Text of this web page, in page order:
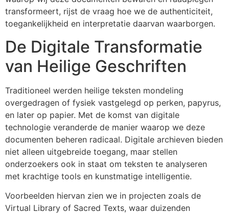
transformeert, rijst de vraag hoe we de authenticiteit,
toegankelijkheid en interpretatie daarvan waarborgen.
De Digitale Transformatie
van Heilige Geschriften
Traditioneel werden heilige teksten mondeling
overgedragen of fysiek vastgelegd op perken, papyrus,
en later op papier. Met de komst van digitale
technologie veranderde de manier waarop we deze
documenten beheren radicaal. Digitale archieven bieden
niet alleen uitgebreide toegang, maar stellen
onderzoekers ook in staat om teksten te analyseren
met krachtige tools en kunstmatige intelligentie.
Voorbeelden hiervan zien we in projecten zoals de
Virtual Library of Sacred Texts, waar duizenden